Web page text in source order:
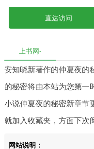
直达访问
上书网-
安知晓新著作的仲夏夜的
的秘密将由本站为您第一
小说仲夏夜的秘密新章节
就加入收藏夹，方面下次
网站说明：